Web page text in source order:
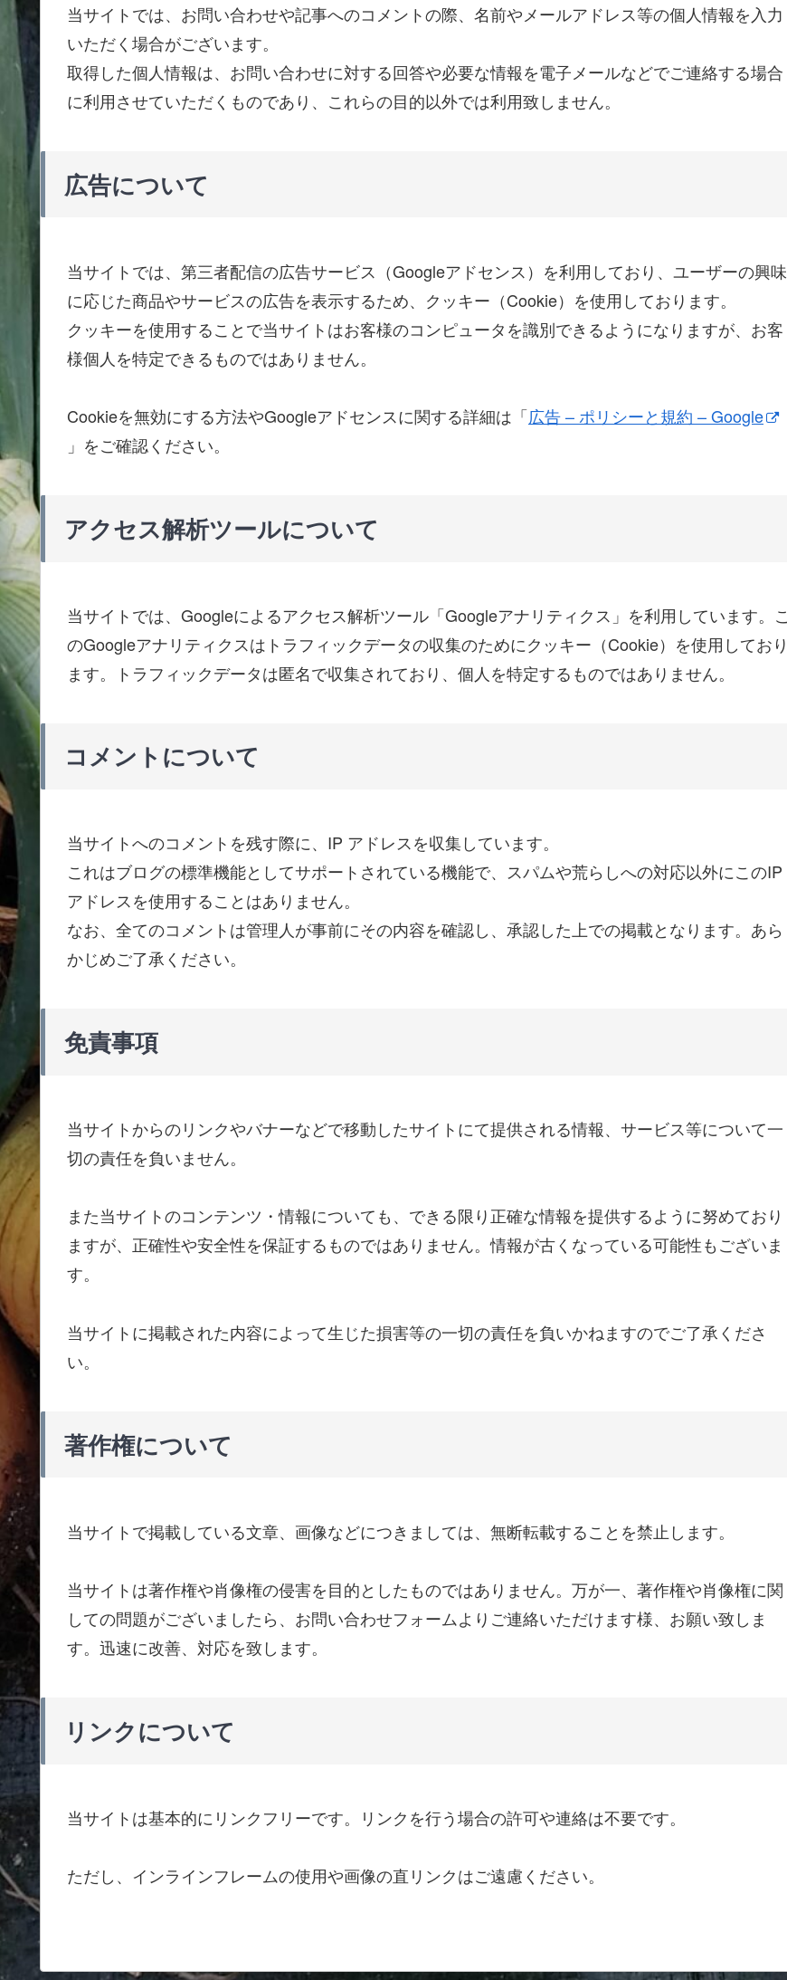
当サイトでは、お問い合わせや記事へのコメントの際、名前やメールアドレス等の個人情報を入力
いただく場合がございます。
取得した個人情報は、お問い合わせに対する回答や必要な情報を電子メールなどでご連絡する場合
に利用させていただくものであり、これらの目的以外では利用致しません。
広告について
当サイトでは、第三者配信の広告サービス（Googleアドセンス）を利用しており、ユーザーの興味
に応じた商品やサービスの広告を表示するため、クッキー（Cookie）を使用しております。
クッキーを使用することで当サイトはお客様のコンピュータを識別できるようになりますが、お客
様個人を特定できるものではありません。
Cookieを無効にする方法やGoogleアドセンスに関する詳細は「広告 – ポリシーと規約 – Google
」をご確認ください。
アクセス解析ツールについて
当サイトでは、Googleによるアクセス解析ツール「Googleアナリティクス」を利用しています。こ
のGoogleアナリティクスはトラフィックデータの収集のためにクッキー（Cookie）を使用しており
ます。トラフィックデータは匿名で収集されており、個人を特定するものではありません。
コメントについて
当サイトへのコメントを残す際に、IP アドレスを収集しています。
これはブログの標準機能としてサポートされている機能で、スパムや荒らしへの対応以外にこのIP
アドレスを使用することはありません。
なお、全てのコメントは管理人が事前にその内容を確認し、承認した上での掲載となります。あら
かじめご了承ください。
免責事項
当サイトからのリンクやバナーなどで移動したサイトにて提供される情報、サービス等について一
切の責任を負いません。
また当サイトのコンテンツ・情報についても、できる限り正確な情報を提供するように努めており
ますが、正確性や安全性を保証するものではありません。情報が古くなっている可能性もございま
す。
当サイトに掲載された内容によって生じた損害等の一切の責任を負いかねますのでご了承くださ
い。
著作権について
当サイトで掲載している文章、画像などにつきましては、無断転載することを禁止します。
当サイトは著作権や肖像権の侵害を目的としたものではありません。万が一、著作権や肖像権に関
しての問題がございましたら、お問い合わせフォームよりご連絡いただけます様、お願い致しま
す。迅速に改善、対応を致します。
リンクについて
当サイトは基本的にリンクフリーです。リンクを行う場合の許可や連絡は不要です。
ただし、インラインフレームの使用や画像の直リンクはご遠慮ください。